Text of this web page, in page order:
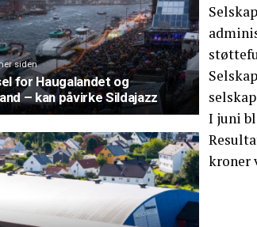
siden
for Haugalandet og
– kan påvirke Sildajazz
I juni
kroner